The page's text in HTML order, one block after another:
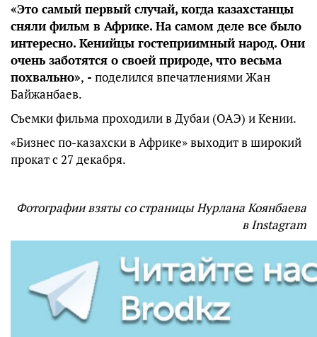
«Это самый первый случай, когда казахстанцы
сняли фильм в Африке. На самом деле все было
интересно. Кенийцы гостеприимный народ. Они
очень заботятся о своей природе, что весьма
похвально», - поделился впечатлениями Жан
Байжанбаев.
Съемки фильма проходили в Дубаи (ОАЭ) и Кении.
«Бизнес по-казахски в Африке» выходит в широкий
прокат с 27 декабря.
Фотографии взяты со страницы Нурлана Коянбаева
в Instagram